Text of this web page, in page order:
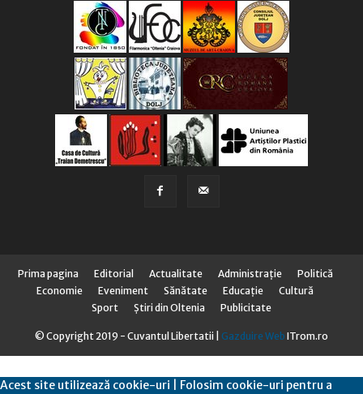
Prima pagina Editorial Actualitate Administraţie
Politică
Economie
Eveniment Sănătate Educaţie
Cultură
Sport
Știri din Oltenia Publicitate
© Copyright 2019 - Cuvantul Libertatii | Gazduire Web ITrom.ro
Acest site utilizează cookie-uri | Folosim cookie-uri pentru a